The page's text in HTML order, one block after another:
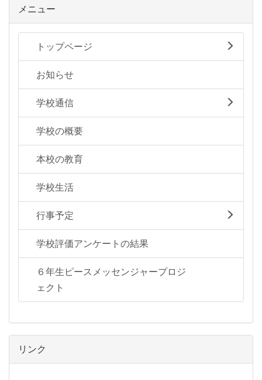
メニュー
トップページ
お知らせ
学校通信
学校の概要
本校の教育
学校生活
行事予定
学校評価アンケートの結果
６年生ピースメッセンジャープロジ
ェクト
リンク